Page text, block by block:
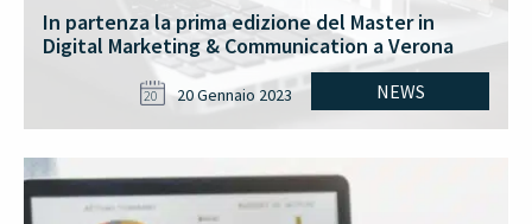
In partenza la prima edizione del Master in
Digital Marketing & Communication a Verona
NEWS
20 20 Gennaio 2023